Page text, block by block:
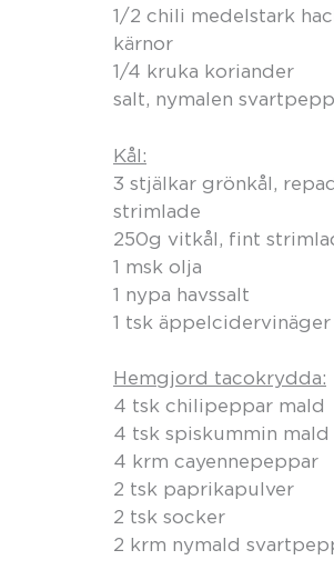
1/2 chili medelstark
kärnor
1/4 kruka koriander
salt, nymalen
Kål:
3 stjälkar grönkål,
strimlade
250g vitkål, fint
1 msk olja
1 nypa havssalt
1 tsk äppelcidervinäger
Hemgjord tacokrydda:
4 tsk chilipeppar mald
4 tsk spiskummin mald
4 krm cayennepeppar
2 tsk paprikapulver
2 tsk socker
2 krm nymald